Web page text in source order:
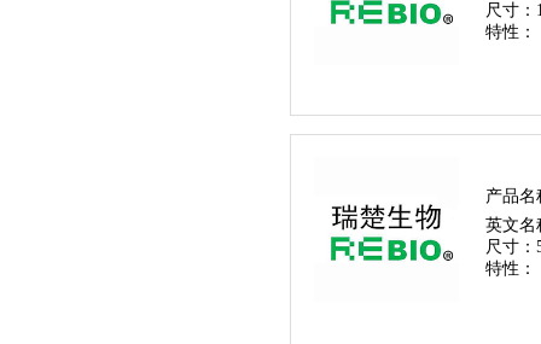
尺寸：
特性：
产品名
英文名
尺寸：
特性：